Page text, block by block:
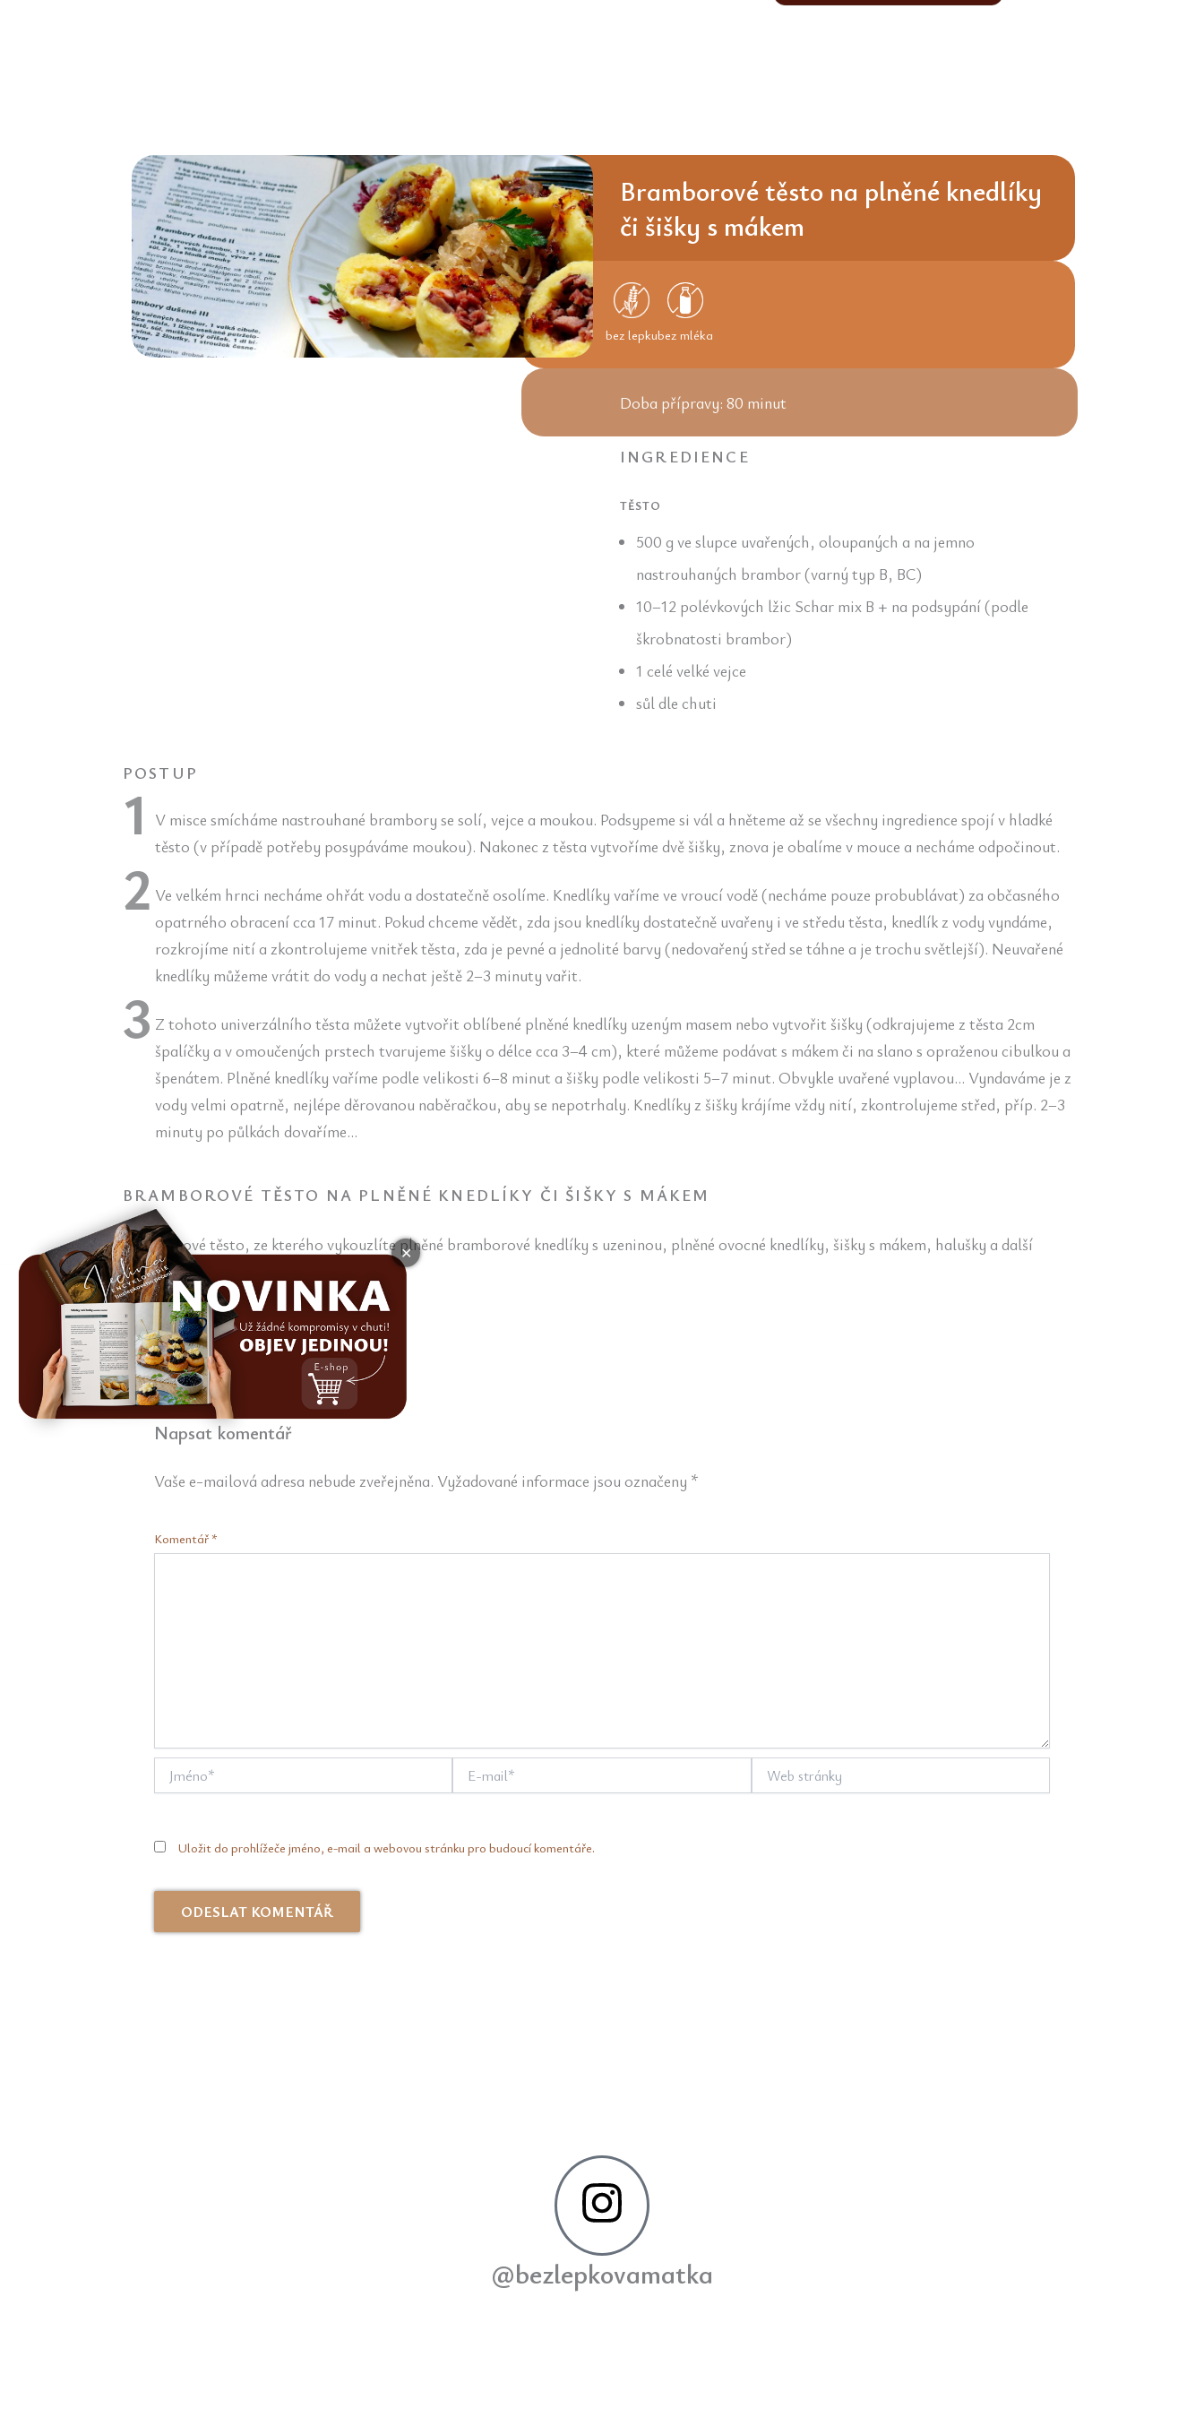
Bramborové těsto na plněné knedlíky
či šišky s mákem
bez lepkubez mléka
Doba přípravy: 80 minut
INGREDIENCE
TĚSTO
500 g ve slupce uvařených, oloupaných a na jemno
nastrouhaných brambor (varný typ B, BC)
10–12 polévkových lžic Schar mix B + na podsypání (podle
škrobnatosti brambor)
1 celé velké vejce
sůl dle chuti
POSTUP
V misce smícháme nastrouhané brambory se solí, vejce a moukou. Podsypeme si vál a hněteme až se všechny ingredience spojí v hladké
těsto (v případě potřeby posypáváme moukou). Nakonec z těsta vytvoříme dvě šišky, znova je obalíme v mouce a necháme odpočinout.
Ve velkém hrnci necháme ohřát vodu a dostatečně osolíme. Knedlíky vaříme ve vroucí vodě (necháme pouze probublávat) za občasného
opatrného obracení cca 17 minut. Pokud chceme vědět, zda jsou knedlíky dostatečně uvařeny i ve středu těsta, knedlík z vody vyndáme,
rozkrojíme nití a zkontrolujeme vnitřek těsta, zda je pevné a jednolité barvy (nedovařený střed se táhne a je trochu světlejší). Neuvařené
knedlíky můžeme vrátit do vody a nechat ještě 2–3 minuty vařit.
Z tohoto univerzálního těsta můžete vytvořit oblíbené plněné knedlíky uzeným masem nebo vytvořit šišky (odkrajujeme z těsta 2cm
špalíčky a v omoučených prstech tvarujeme šišky o délce cca 3–4 cm), které můžeme podávat s mákem či na slano s opraženou cibulkou a
špenátem. Plněné knedlíky vaříme podle velikosti 6–8 minut a šišky podle velikosti 5–7 minut. Obvykle uvařené vyplavou… Vyndaváme je z
vody velmi opatrně, nejlépe děrovanou naběračkou, aby se nepotrhaly. Knedlíky z šišky krájíme vždy nití, zkontrolujeme střed, příp. 2–3
minuty po půlkách dovaříme…
BRAMBOROVÉ TĚSTO NA PLNĚNÉ KNEDLÍKY ČI ŠIŠKY S MÁKEM
Bramborové těsto, ze kterého vykouzlíte plněné bramborové knedlíky s uzeninou, plněné ovocné knedlíky, šišky s mákem, halušky a další
dobroty.
Napsat komentář
Vaše e-mailová adresa nebude zveřejněna. Vyžadované informace jsou označeny *
Komentář *
mail*
stránky
Uložit do prohlížeče jméno, e-mail a webovou stránku pro budoucí komentáře.
@bezlepkovamatka
✕